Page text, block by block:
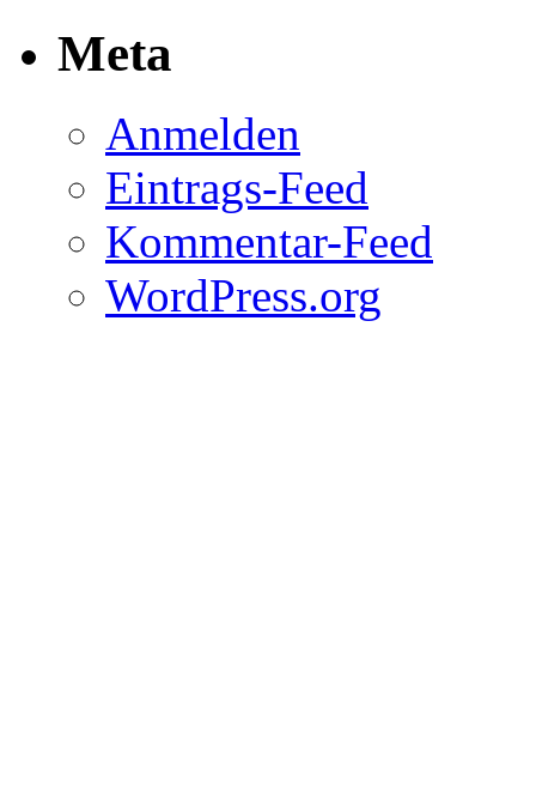
Meta
Anmelden
Eintrags-Feed
Kommentar-Feed
WordPress.org